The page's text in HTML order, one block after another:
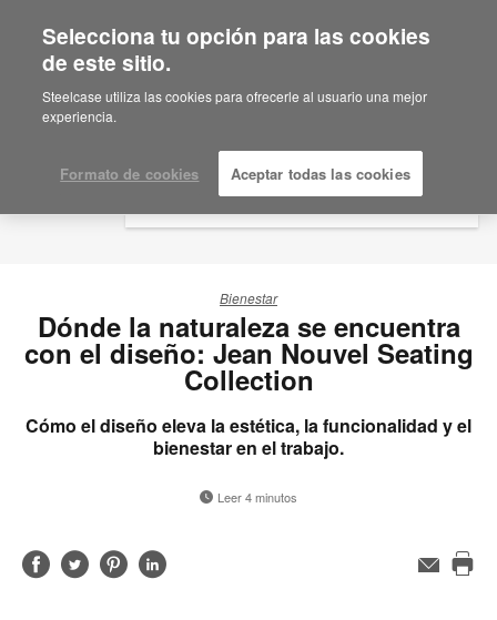
Are you in United States?
Would you like to see Products we sell in
your region?
English
Español
Bienestar
Dónde la naturaleza se encuentra
con el diseño: Jean Nouvel Seating
Collection
Cómo el diseño eleva la estética, la funcionalidad y el
bienestar en el trabajo.
Leer 4 minutos
Compartir
Compartir
Compartir
Compartir
Correo
Selecciona tu opción para las cookies
de este sitio.
Steelcase utiliza las cookies para ofrecerle al usuario una mejor
experiencia.
Formato de cookies Aceptar todas las cookies